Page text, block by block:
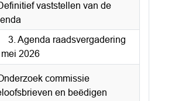
vaststellen van de
3. Agenda raadsvergadering
mei 2026
commissie
en beëdigen